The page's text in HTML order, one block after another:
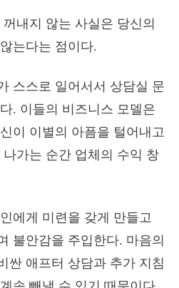
내지 않는 사실은 당신의
는다는 점이다.
스스로 일어서서 상담실 문
. 이들의 비즈니스 모델은
이 이별의 아픔을 털어내고
가는 순간 업체의 수익 창
에게 미련을 갖게 만들고
불안감을 주입한다. 마음의
싼 애프터 상담과 추가 지침